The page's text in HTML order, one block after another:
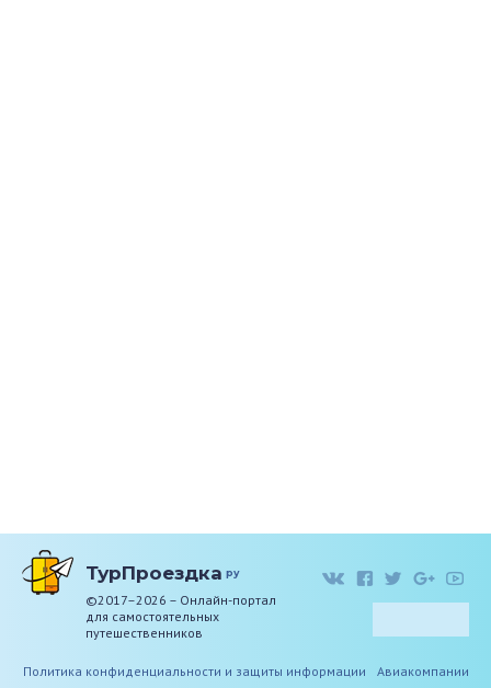
ТурПроездка ру
©2017–2026 – Онлайн-портал
для самостоятельных
путешественников
Политика конфиденциальности и защиты информации
Авиакомпании